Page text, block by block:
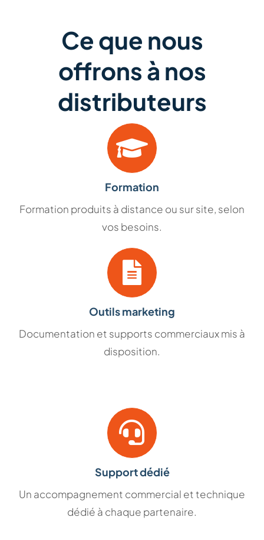
Ce que nous
offrons à nos
distributeurs
Formation
Formation produits à distance ou sur site, selon
vos besoins.
Outils marketing
Documentation et supports commerciaux mis à
disposition.
Support dédié
Un accompagnement commercial et technique
dédié à chaque partenaire.